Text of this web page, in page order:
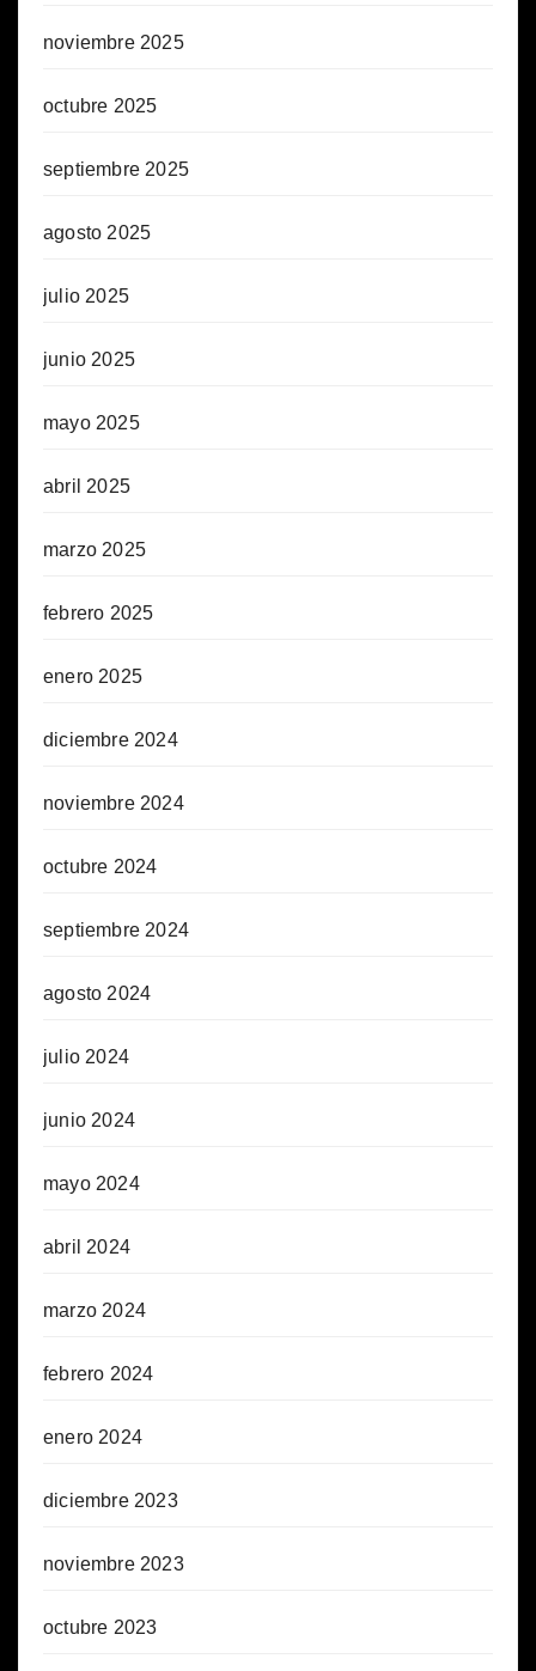
noviembre 2025
octubre 2025
septiembre 2025
agosto 2025
julio 2025
junio 2025
mayo 2025
abril 2025
marzo 2025
febrero 2025
enero 2025
diciembre 2024
noviembre 2024
octubre 2024
septiembre 2024
agosto 2024
julio 2024
junio 2024
mayo 2024
abril 2024
marzo 2024
febrero 2024
enero 2024
diciembre 2023
noviembre 2023
octubre 2023